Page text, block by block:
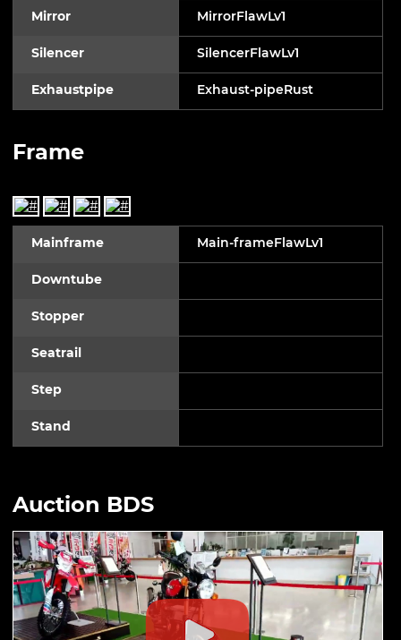
Mirror MirrorFlawLv1
Silencer SilencerFlawLv1
Exhaustpipe Exhaust-pipeRust
Frame
Mainframe Main-frameFlawLv1
Downtube
Stopper
Seatrail
Step
Stand
Auction BDS